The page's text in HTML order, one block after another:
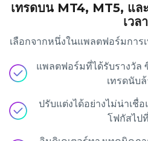
เทรดบน MT4, MT5, แ
เวลา
เลือกจากหนึ่งในแพลตฟอร์มกา
แพลตฟอร์มที่ได้รับรางวัล
เทรดนับ
ปรับแต่งได้อย่างไม่น่าเชื่
โฟกัสไป